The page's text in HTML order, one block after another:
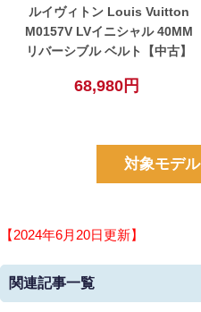
ルイヴィトン Louis Vuitton
M0157V LVイニシャル 40MM
リバーシブル ベルト【中古】
68,980円
対象モデ
【2024年6月20日更新】
関連記事一覧